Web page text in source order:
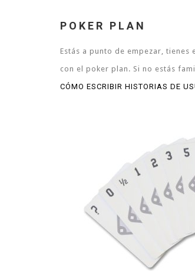
POKER PLAN
Estás a punto de empezar,
con el poker plan. Si no estás
CÓMO ESCRIBIR HISTORIAS DE